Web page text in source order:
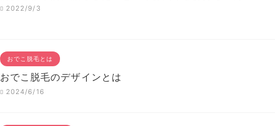
2022/9/3
おでこ脱毛とは
おでこ脱毛のデザインとは
2024/6/16